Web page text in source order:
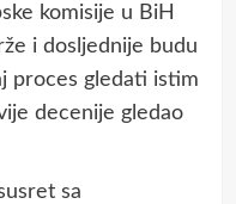
komisije u BiH
i dosljednije budu
proces gledati istim
decenije gledao
sa